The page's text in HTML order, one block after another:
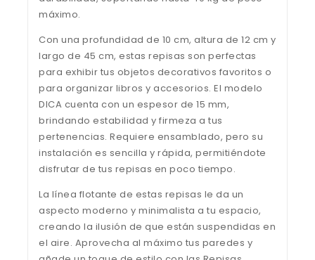
máximo.
Con una profundidad de 10 cm, altura de 12 cm y
largo de 45 cm, estas repisas son perfectas
para exhibir tus objetos decorativos favoritos o
para organizar libros y accesorios. El modelo
DICA cuenta con un espesor de 15 mm,
brindando estabilidad y firmeza a tus
pertenencias. Requiere ensamblado, pero su
instalación es sencilla y rápida, permitiéndote
disfrutar de tus repisas en poco tiempo.
La línea flotante de estas repisas le da un
aspecto moderno y minimalista a tu espacio,
creando la ilusión de que están suspendidas en
el aire. Aprovecha al máximo tus paredes y